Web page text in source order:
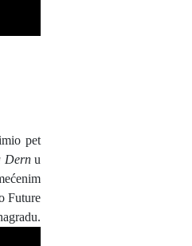
pet
Dernu
Future